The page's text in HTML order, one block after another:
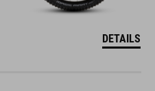
DETAILS